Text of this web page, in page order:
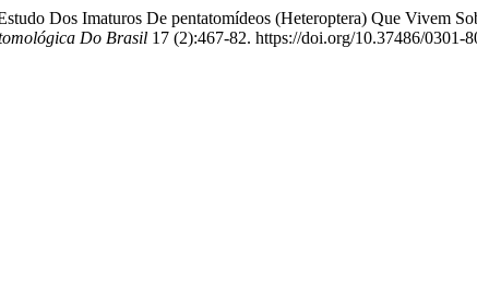
Dos Imaturos De pentatomídeos (Heteroptera) Que Vivem
Do Brasil 17 (2):467-82. https://doi.org/10.37486/0301-